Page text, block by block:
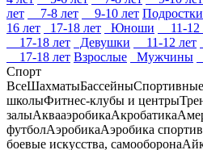
лет
7-8 лет 9-10 лет Подростки
16 лет
17-18 лет Юноши 11-12
17-18 лет
Девушки 11-12 лет
17-18 лет Взрослые Мужчины
Спорт
ВсеШахматыБассейны
школыФитнес-клубы и центры
залыАквааэробикаАкробатика
футболАэробикаАэробика
боевые искусства, самооборона